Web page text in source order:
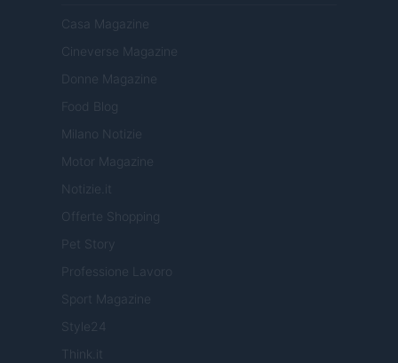
Casa Magazine
Cineverse Magazine
Donne Magazine
Food Blog
Milano Notizie
Motor Magazine
Notizie.it
Offerte Shopping
Pet Story
Professione Lavoro
Sport Magazine
Style24
Think.it